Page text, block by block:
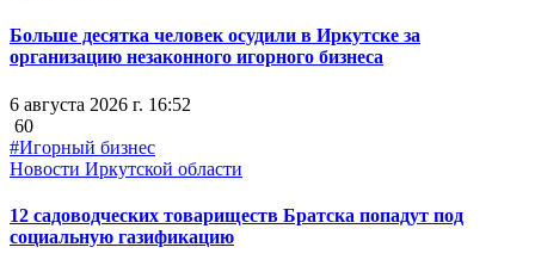
Больше десятка человек осудили в Иркутске за
организацию незаконного игорного бизнеса
6 августа 2026 г. 16:52
60
#Игорный бизнес
Новости Иркутской области
12 садоводческих товариществ Братска попадут под
социальную газификацию